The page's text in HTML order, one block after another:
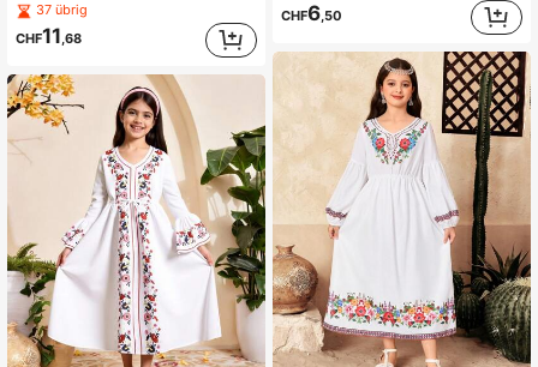
4,92 85K Follower
4,92 85K Follower
37 übrig
CHF11,68
CHF6,50